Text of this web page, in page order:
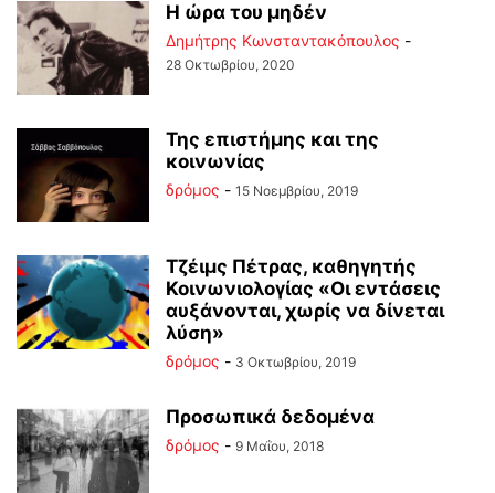
Η ώρα του μηδέν
Δημήτρης Κωνσταντακόπουλος -
28 Οκτωβρίου, 2020
Της επιστήμης και της
κοινωνίας
δρόμος - 15 Νοεμβρίου, 2019
Τζέιμς Πέτρας, καθηγητής
Κοινωνιολογίας «Οι εντάσεις
αυξάνονται, χωρίς να δίνεται
λύση»
δρόμος - 3 Οκτωβρίου, 2019
Προσωπικά δεδομένα
δρόμος - 9 Μαΐου, 2018